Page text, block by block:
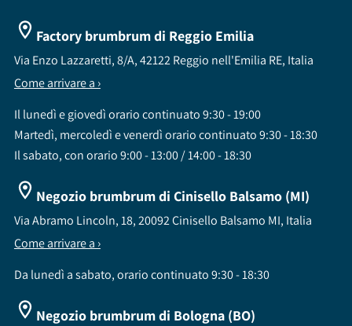
Factory brumbrum di Reggio Emilia
Via Enzo Lazzaretti, 8/A, 42122 Reggio nell'Emilia RE, Italia
Come arrivare a ›
Il lunedì e giovedì orario continuato 9:30 - 19:00
Martedì, mercoledì e venerdì orario continuato 9:30 - 18:30
Il sabato, con orario 9:00 - 13:00 / 14:00 - 18:30
Negozio brumbrum di Cinisello Balsamo (MI)
Via Abramo Lincoln, 18, 20092 Cinisello Balsamo MI, Italia
Come arrivare a ›
Da lunedì a sabato, orario continuato 9:30 - 18:30
Negozio brumbrum di Bologna (BO)